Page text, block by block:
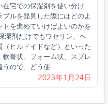
在宅での保湿剤を使い分け
ブルを発見した際にはどのよ
トを進めていけばよいのかを
湿剤だけでもワセリン、ヘ
（ヒルドイドなど）といった
軟膏状、フォーム状、スプレ
うので、どう使
2023年1月24日